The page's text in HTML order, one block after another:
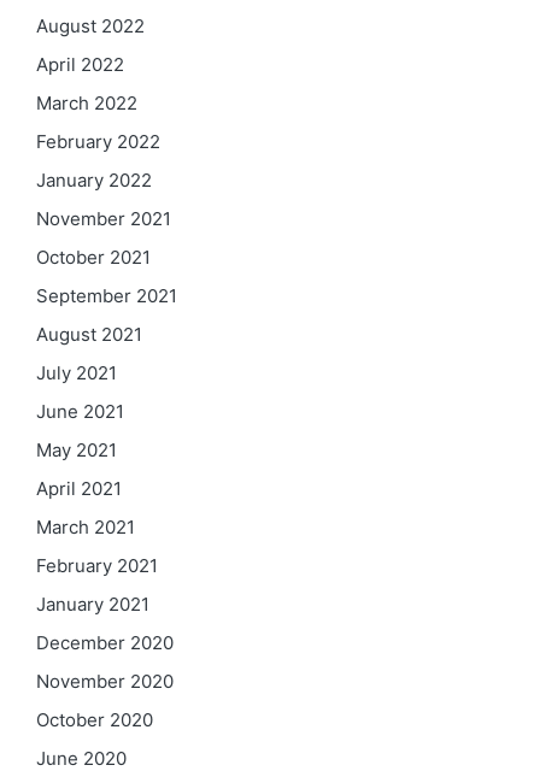
August 2022
April 2022
March 2022
February 2022
January 2022
November 2021
October 2021
September 2021
August 2021
July 2021
June 2021
May 2021
April 2021
March 2021
February 2021
January 2021
December 2020
November 2020
October 2020
June 2020